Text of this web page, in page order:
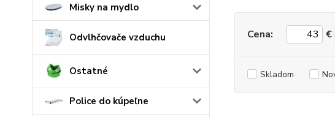
Misky na mydlo
Odvlhčovače vzduchu
Ostatné
Police do kúpeľne
Cena: €
Skladom